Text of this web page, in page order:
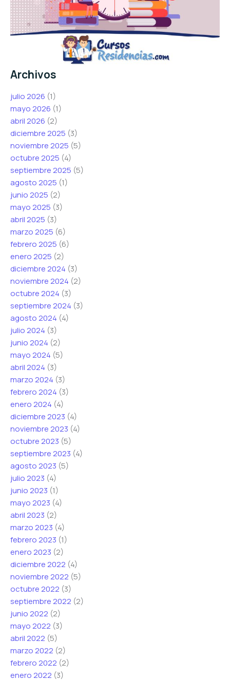
Archivos
julio 2026 (1)
mayo 2026 (1)
abril 2026 (2)
diciembre 2025 (3)
noviembre 2025 (5)
octubre 2025 (4)
septiembre 2025 (5)
agosto 2025 (1)
junio 2025 (2)
mayo 2025 (3)
abril 2025 (3)
marzo 2025 (6)
febrero 2025 (6)
enero 2025 (2)
diciembre 2024 (3)
noviembre 2024 (2)
octubre 2024 (3)
septiembre 2024 (3)
agosto 2024 (4)
julio 2024 (3)
junio 2024 (2)
mayo 2024 (5)
abril 2024 (3)
marzo 2024 (3)
febrero 2024 (3)
enero 2024 (4)
diciembre 2023 (4)
noviembre 2023 (4)
octubre 2023 (5)
septiembre 2023 (4)
agosto 2023 (5)
julio 2023 (4)
junio 2023 (1)
mayo 2023 (4)
abril 2023 (2)
marzo 2023 (4)
febrero 2023 (1)
enero 2023 (2)
diciembre 2022 (4)
noviembre 2022 (5)
octubre 2022 (3)
septiembre 2022 (2)
junio 2022 (2)
mayo 2022 (3)
abril 2022 (5)
marzo 2022 (2)
febrero 2022 (2)
enero 2022 (3)